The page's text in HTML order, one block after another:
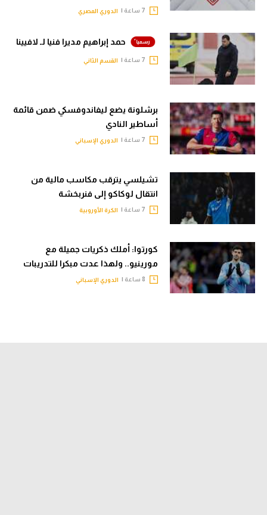
الدوري المصري
حمد إبراهيم مديرا فنيا لـ لافيينا
القسم الثاني
برشلونة يضع ليفاندوفسكي ضمن قائمة
أساطير النادي
الدوري الإسباني
تشيلسي يترقب مكاسب مالية من
انتقال لوكاكو إلى فنربخشة
الكرة الأوروبية
كورتوا: أملك ذكريات جميلة مع
مورينيو.. ولهذا عدت مبكرا للتدريبات
الدوري الإسباني